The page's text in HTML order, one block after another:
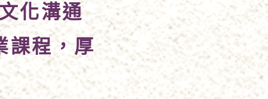
化溝通
課程，厚